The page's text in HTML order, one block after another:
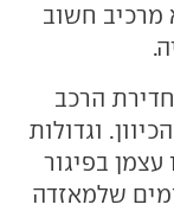
מרכיב חשוב
הרכב
וגדולות
בפיגור
שלמאזדה